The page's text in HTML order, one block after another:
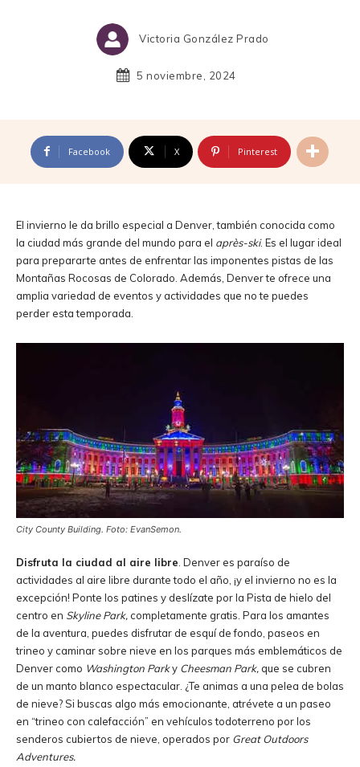
Victoria González Prado
5 noviembre, 2024
Facebook X Pinterest
El invierno le da brillo especial a Denver, también conocida como
la ciudad más grande del mundo para el après-ski. Es el lugar ideal
para prepararte antes de enfrentar las imponentes pistas de las
Montañas Rocosas de Colorado. Además, Denver te ofrece una
amplia variedad de eventos y actividades que no te puedes
perder esta temporada.
City County Building. Foto: EvanSemon.
Disfruta la ciudad al aire libre . Denver es paraíso de
actividades al aire libre durante todo el año, ¡y el invierno no es la
excepción! Ponte los patines y deslízate por la Pista de hielo del
centro en Skyline Park, completamente gratis. Para los amantes
de la aventura, puedes disfrutar de esquí de fondo, paseos en
trineo y caminar sobre nieve en los parques más emblemáticos de
Denver como Washington Parky Cheesman Park, que se cubren
de un manto blanco espectacular. ¿Te animas a una pelea de bolas
de nieve? Si buscas algo más emocionante, atrévete a un paseo
en “trineo con calefacción” en vehículos todoterreno por los
senderos cubiertos de nieve, operados por Great Outdoors
Adventures.